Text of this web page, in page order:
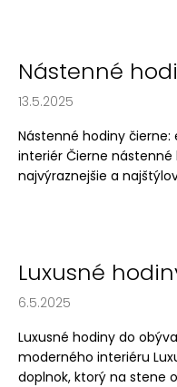
Nástenné
13.5.2025
Nástenné hodiny
interiér Čierne
najvýraznejšie a
Luxusné
6.5.2025
Luxusné hodiny do
moderného interiéru
doplnok, ktorý na stene